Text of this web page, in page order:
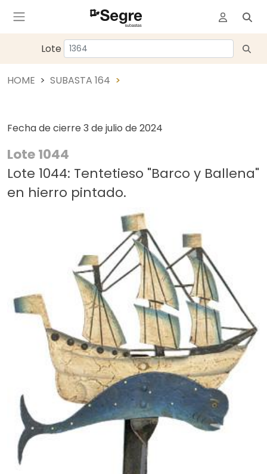
Lote
HOME SUBASTA 164
Fecha de cierre 3 de julio de 2024
Lote 1044
Lote 1044: Tentetieso "Barco y Ballena"
en hierro pintado.